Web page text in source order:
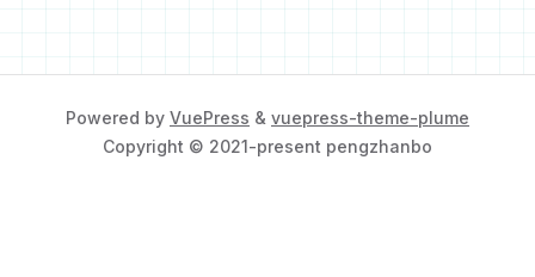
Powered by VuePress & vuepress-theme-plume
Copyright © 2021-present pengzhanbo